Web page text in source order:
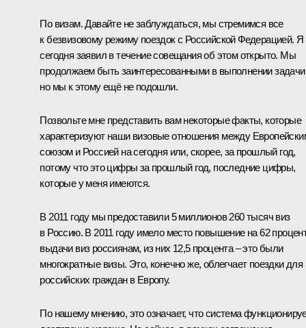
По визам. Давайте не заблуждаться, мы стремимся все
к безвизовому режиму поездок с Российской Федерацией. Я
сегодня заявил в течение совещания об этом открыто. Мы
продолжаем быть заинтересованными в выполнении
но мы к этому ещё не подошли.
Позвольте мне представить вам некоторые факты, которые
характеризуют наши визовые отношения между
союзом и Россией на сегодня или, скорее, за прошлый год,
потому что это цифры за прошлый год, последние цифры,
которые у меня имеются.
В 2011 году мы предоставили 5 миллионов 260 тысяч виз
в Россию. В 2011 году имело место повышение на 62
выдачи виз россиянам, из них 12,5 процента – это были
многократные визы. Это, конечно же, облегчает поездки для
российских граждан в Европу.
По нашему мнению, это означает, что система